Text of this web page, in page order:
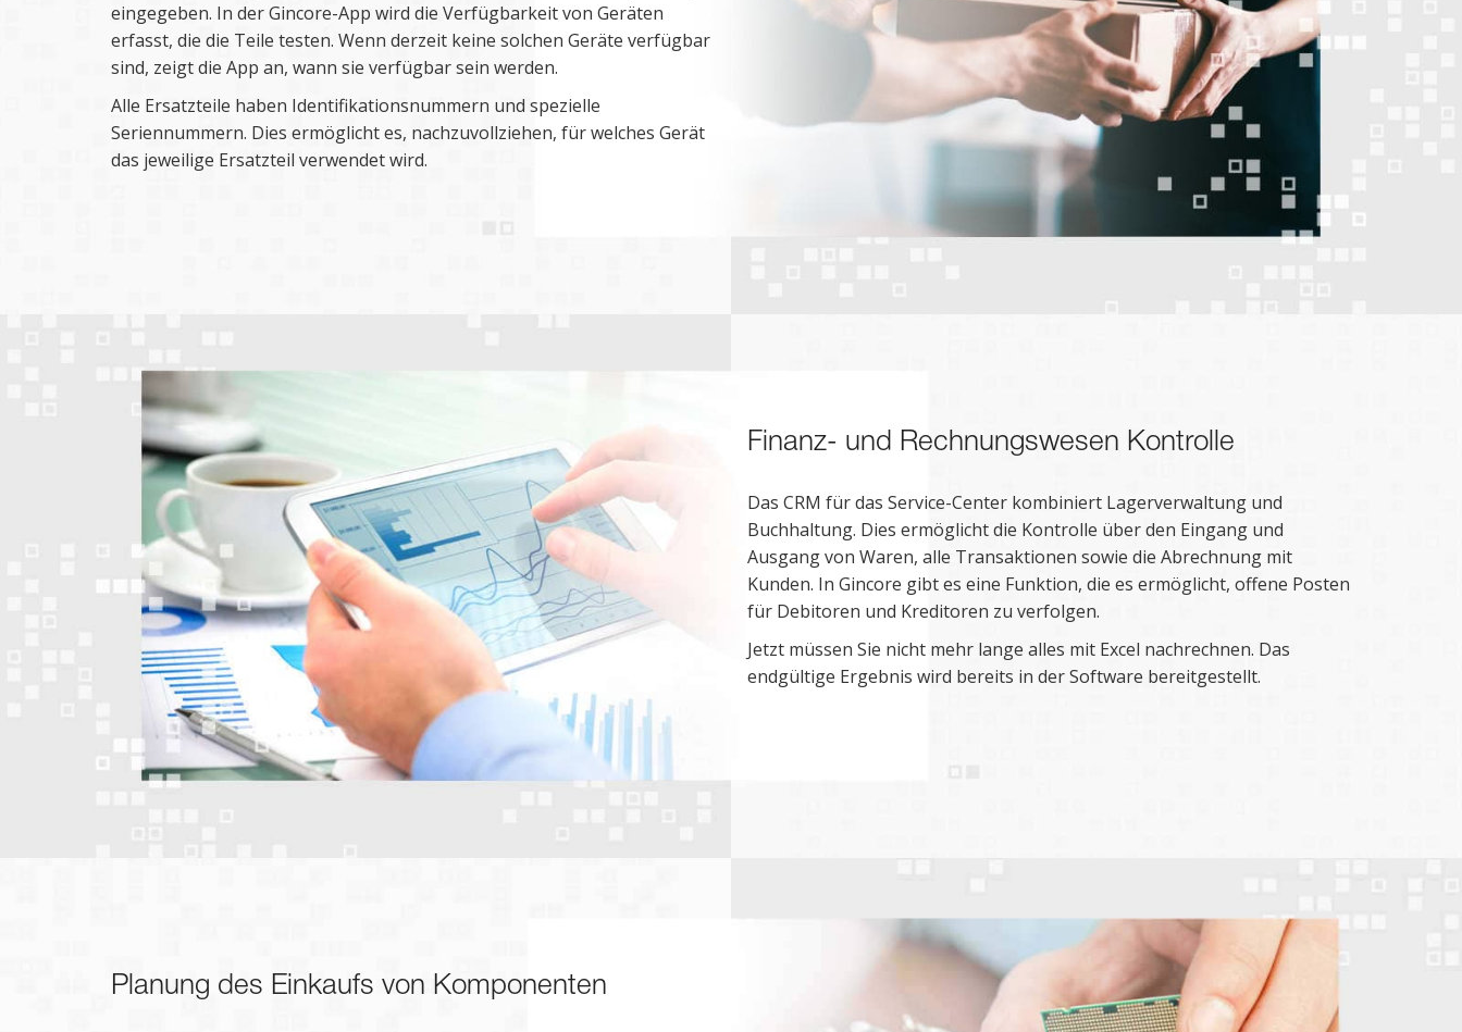
eingegeben. In der Gincore-App wird die Verfügbarkeit von Geräten
erfasst, die die Teile testen. Wenn derzeit keine solchen Geräte verfügbar
sind, zeigt die App an, wann sie verfügbar sein werden.
Alle Ersatzteile haben Identifikationsnummern und spezielle
Seriennummern. Dies ermöglicht es, nachzuvollziehen, für welches Gerät
das jeweilige Ersatzteil verwendet wird.
Finanz- und Rechnungswesen Kontrolle
Das CRM für das Service-Center kombiniert Lagerverwaltung und
Buchhaltung. Dies ermöglicht die Kontrolle über den Eingang und
Ausgang von Waren, alle Transaktionen sowie die Abrechnung mit
Kunden. In Gincore gibt es eine Funktion, die es ermöglicht, offene Posten
für Debitoren und Kreditoren zu verfolgen.
Jetzt müssen Sie nicht mehr lange alles mit Excel nachrechnen. Das
endgültige Ergebnis wird bereits in der Software bereitgestellt.
Planung des Einkaufs von Komponenten